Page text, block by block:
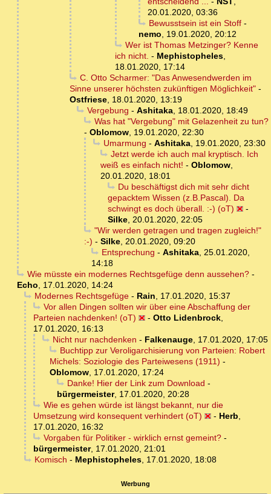
20.01.2020, 03:36
Bewusstsein ist ein Stoff-
nemo, 19.01.2020, 20:12
Wer ist Thomas Metzinger? Kenne
ich nicht. - Mephistopheles,
18.01.2020, 17:14
C. Otto Scharmer: "Das Anwesendwerden im
Sinne unserer höchsten zukünftigen Möglichkeit" -
Ostfriese, 18.01.2020, 13:19
Vergebung - Ashitaka, 18.01.2020, 18:49
Was hat "Vergebung" mit Gelazenheit zu tun?
- Oblomow, 19.01.2020, 22:30
Umarmung - Ashitaka, 19.01.2020, 23:30
Jetzt werde ich auch mal kryptisch. Ich
weiß es einfach nicht! - Oblomow,
20.01.2020, 18:01
Du beschäftigst dich mit sehr dicht
gepacktem Wissen (z.B.Pascal). Da
schwingt es doch überall. :-) (oT)
-
Silke, 20.01.2020, 22:05
"Wir werden getragen und tragen zugleich!"
:-) - Silke, 20.01.2020, 09:20
Entsprechung - Ashitaka, 25.01.2020,
14:18
Wie müsste ein modernes Rechtsgefüge denn aussehen?-
Echo, 17.01.2020, 14:24
Modernes Rechtsgefüge- Rain, 17.01.2020, 15:37
Vor allen Dingen sollten wir über eine Abschaffung der
Parteien nachdenken! (oT)
- Otto Lidenbrock,
17.01.2020, 16:13
Nicht nur nachdenken - Falkenauge, 17.01.2020, 17:05
Buchtipp zur Veroligarchisierung von Parteien: Robert
Michels: Soziologie des Parteiwesens (1911) -
Oblomow, 17.01.2020, 17:24
Danke! Hier der Link zum Download -
bürgermeister, 17.01.2020, 20:28
Wie es gehen würde ist längst bekannt, nur die
Umsetzung wird konsequent verhindert (oT)
- Herb,
17.01.2020, 16:32
Vorgaben für Politiker - wirklich ernst gemeint?-
bürgermeister, 17.01.2020, 21:01
Komisch - Mephistopheles, 17.01.2020, 18:08
Werbung